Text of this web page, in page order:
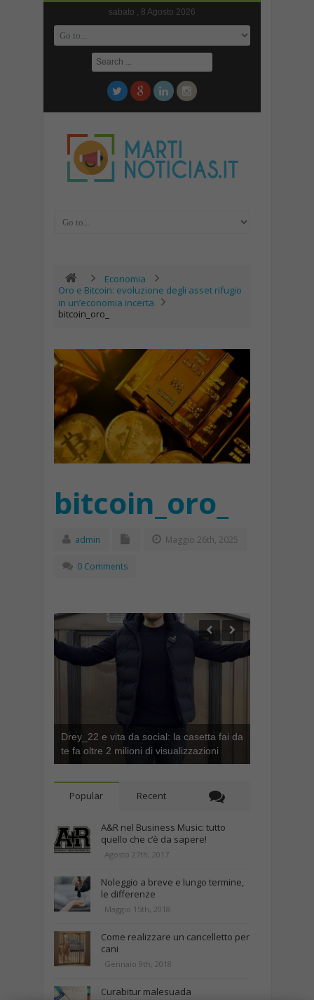
sabato , 8 Agosto 2026
Economia
Oro e Bitcoin: evoluzione degli asset rifugio
in un’economia incerta
bitcoin_oro_
bitcoin_oro_
admin Maggio 26th, 2025
0 Comments
Drey_22 e vita da social: la casetta fai da
te fa oltre 2 milioni di visualizzazioni
Popular Recent
A&R nel Business Music: tutto
quello che c’è da sapere!
Agosto 27th, 2017
Noleggio a breve e lungo termine,
le differenze
Maggio 15th, 2018
Come realizzare un cancelletto per
cani
Gennaio 9th, 2018
Curabitur malesuada